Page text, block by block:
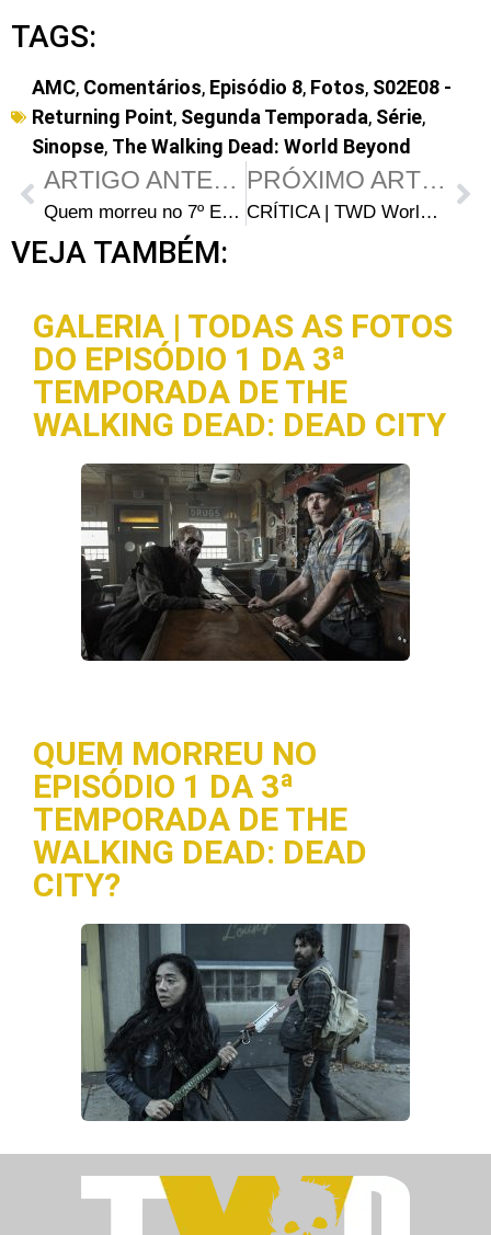
TAGS:
AMC, Comentários, Episódio 8, Fotos, S02E08 -
Returning Point, Segunda Temporada, Série,
Sinopse, The Walking Dead: World Beyond
ARTIGO ANTERIOR
Quem morreu no 7º Episódio da 2ª Temporada de TWD World Beyond?
PRÓXIMO ARTIGO
CRÍTICA | TWD World Beyond S02E07 – “Blood and Lies”: Ratos e Ultimatos
VEJA TAMBÉM:
GALERIA | TODAS AS FOTOS
DO EPISÓDIO 1 DA 3ª
TEMPORADA DE THE
WALKING DEAD: DEAD CITY
QUEM MORREU NO
EPISÓDIO 1 DA 3ª
TEMPORADA DE THE
WALKING DEAD: DEAD
CITY?